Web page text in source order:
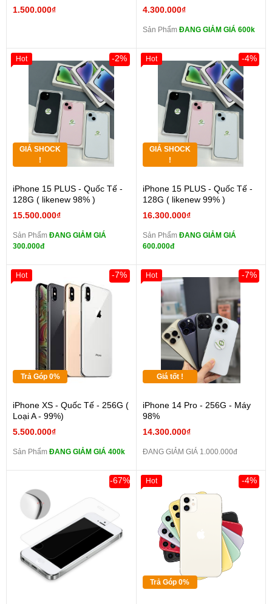
1.500.000₫
4.300.000₫
Sản Phẩm ĐANG GIẢM GIÁ 600k
GIÁ SHOCK
!
iPhone 15 PLUS - Quốc Tế -
128G ( likenew 98% )
15.500.000₫
-2%
Sản Phẩm ĐANG GIẢM GIÁ
300.000đ
Hot
GIÁ SHOCK
!
iPhone 15 PLUS - Quốc Tế -
128G ( likenew 99% )
16.300.000₫
-4%
Sản Phẩm ĐANG GIẢM GIÁ
600.000đ
Hot
Trả Góp 0%
iPhone XS - Quốc Tế - 256G (
Loại A - 99%)
5.500.000₫
-7%
Sản Phẩm ĐANG GIẢM GIÁ 400k
Hot
Giá tốt !
iPhone 14 Pro - 256G - Máy
98%
14.300.000₫
-7%
ĐANG GIẢM GIÁ 1.000.000đ
Hot
-67%
Trả Góp 0%
-4%
Hot